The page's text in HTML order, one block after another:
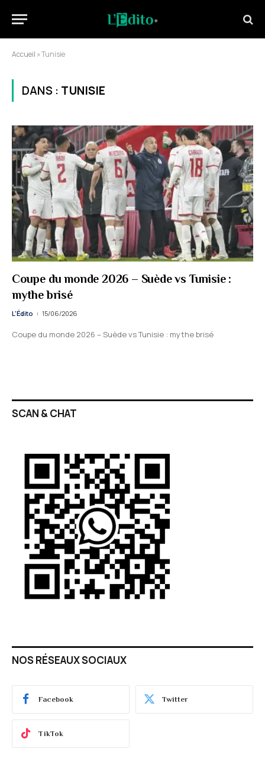
Accueil »Tunisie
DANS : TUNISIE
Coupe du monde 2026 – Suède vs Tunisie :
mythe brisé
L'Édito 15/06/2026
Coupe du monde 2026 – Suède vs Tunisie : mythe brisé
SCAN & CHAT
NOS RÉSEAUX SOCIAUX
Facebook Twitter
TikTok